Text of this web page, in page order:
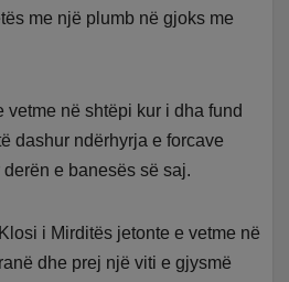
me një plumb në gjoks me
vetme në shtëpi kur i dha fund
dashur ndërhyrja e forcave
e banesës së saj.
i Mirditës jetonte e vetme në
dhe prej një viti e gjysmë